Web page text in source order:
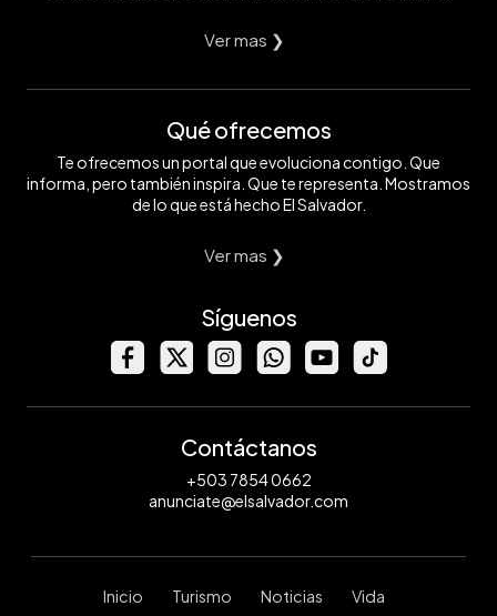
Ver mas ❯
Qué ofrecemos
Te ofrecemos un portal que evoluciona contigo. Que
informa, pero también inspira. Que te representa. Mostramos
de lo que está hecho El Salvador.
Ver mas ❯
Síguenos
Contáctanos
+503 7854 0662
anunciate@elsalvador.com
Inicio Turismo Noticias Vida